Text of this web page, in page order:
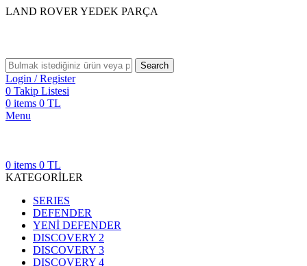
LAND ROVER YEDEK PARÇA
Search
Login / Register
0 Takip Listesi
0 items 0 TL
Menu
0 items 0 TL
KATEGORİLER
SERIES
DEFENDER
YENİ DEFENDER
DISCOVERY 2
DISCOVERY 3
DISCOVERY 4